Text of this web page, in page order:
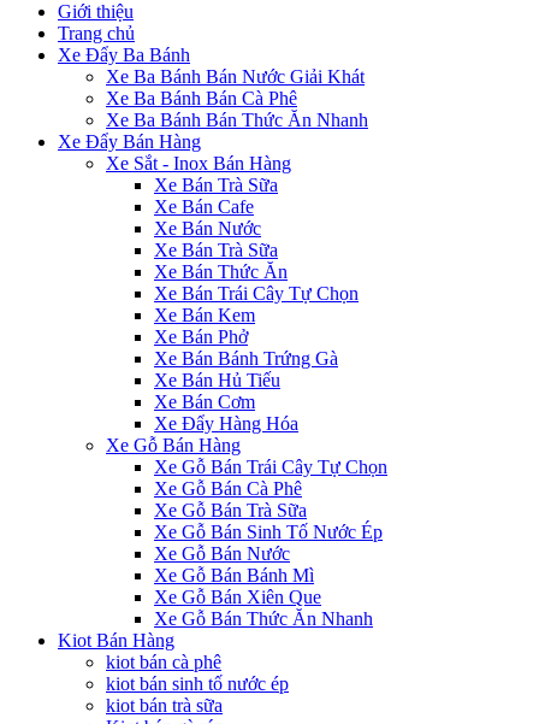
Giới thiệu
Trang chủ
Xe Đẩy Ba Bánh
Xe Ba Bánh Bán Nước Giải Khát
Xe Ba Bánh Bán Cà Phê
Xe Ba Bánh Bán Thức Ăn Nhanh
Xe Đẩy Bán Hàng
Xe Sắt - Inox Bán Hàng
Xe Bán Trà Sữa
Xe Bán Cafe
Xe Bán Nước
Xe Bán Trà Sữa
Xe Bán Thức Ăn
Xe Bán Trái Cây Tự Chọn
Xe Bán Kem
Xe Bán Phở
Xe Bán Bánh Trứng Gà
Xe Bán Hủ Tiếu
Xe Bán Cơm
Xe Đẩy Hàng Hóa
Xe Gỗ Bán Hàng
Xe Gỗ Bán Trái Cây Tự Chọn
Xe Gỗ Bán Cà Phê
Xe Gỗ Bán Trà Sữa
Xe Gỗ Bán Sinh Tố Nước Ép
Xe Gỗ Bán Nước
Xe Gỗ Bán Bánh Mì
Xe Gỗ Bán Xiên Que
Xe Gỗ Bán Thức Ăn Nhanh
Kiot Bán Hàng
kiot bán cà phê
kiot bán sinh tố nước ép
kiot bán trà sữa